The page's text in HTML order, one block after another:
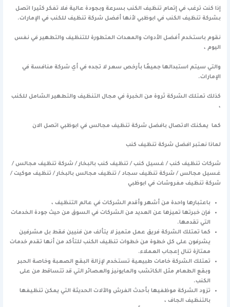
إذا كنت ترغب في إتمام تنظيف الكنب بسرعة وبجودة عالية فلا تفكر كثيرا اتصل
بشركة تنظيف الكنب في ابوظبي لأنها أفضل شركة تنظيف للكنب في الإمارات.
نقوم باستخدم أفضل الأدوات والمعدات المتطورة للتنظيف والتطهير في نفس
اليوم ،
والتي سيتم استبدالها جميعًا بأرخص سعر لا تجده في أي شركة منافسة في
الإمارات.
كذلك تمتلك الشركة ثروة من الخبرة في مجال التنظيف والتطهير الشامل للكنب
،
كما يمكنك الاتصال بافضل شركة تنظيف مجالس في ابوظبي اتصل الان
لماذا نعتبر افضل شركة تنظيف كنب
شركات تنظيف كنب / غسيل كنب / تنظيف كنب بالبخار / شركة تنظيف مجالس /
غسيل مجالس / شركة تنظيف سجاد / تنظيف مجالس بالبخار / تنظيف موكيت /
شركة تنظيف مفروشات في ابوظبي
باعتبارها واحدة من أشهر وأقدم الشركات في عالم التنظيف ،
فإن خبرتها تميزها عن العديد من الشركات في السوق من حيث جودة الخدمات
التي تقدمها.
كما تمتلك الشركة فريق عمل متميز لا يتألف من فنيين فقط بل مشرفين
يشرفون على كل خطوة من خطوات تنظيف الكنب للتأكد من أنها تقدم خدمات
ممتازة تنال إعجاب العملاء.
تمتلك الشركة خامات طبيعية تستخدم لإزالة البقع الصعبة وخاصة الحبر
وبقع الطعام مثل الكاتشب والمايونيز والعصائر التي قد تتساقط من على
الكنب.
تزود الشركة موظفيها بأحدث الفرش والآلات الحديثة التي يمكن تنظيفها
بالتنظيف الجاف ،